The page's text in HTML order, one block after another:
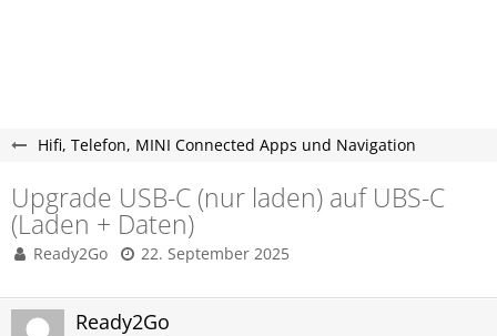
Hifi, Telefon, MINI Connected Apps und Navigation
Upgrade USB-C (nur laden) auf UBS-C
(Laden + Daten)
Ready2Go 22. September 2025
Ready2Go